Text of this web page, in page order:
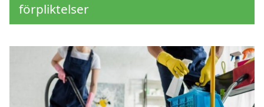
förpliktelser